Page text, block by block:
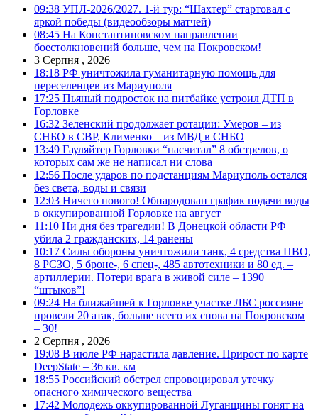
09:38 УПЛ-2026/2027. 1-й тур: “Шахтер” стартовал с
яркой победы (видеообзоры матчей)
08:45 На Константиновском направлении
боестолкновений больше, чем на Покровском!
3 Серпня , 2026
18:18 РФ уничтожила гуманитарную помощь для
переселенцев из Мариуполя
17:25 Пьяный подросток на питбайке устроил ДТП в
Горловке
16:32 Зеленский продолжает ротации: Умеров – из
СНБО в СВР, Клименко – из МВД в СНБО
13:49 Гауляйтер Горловки “насчитал” 8 обстрелов, о
которых сам же не написал ни слова
12:56 После ударов по подстанциям Мариуполь остался
без света, воды и связи
12:03 Ничего нового! Обнародован график подачи воды
в оккупированной Горловке на август
11:10 Ни дня без трагедии! В Донецкой области РФ
убила 2 гражданских, 14 ранены
10:17 Силы обороны уничтожили танк, 4 средства ПВО,
8 РСЗО, 5 броне-, 6 спец-, 485 автотехники и 80 ед. –
артиллерии. Потери врага в живой силе – 1390
“штыков”!
09:24 На ближайшей к Горловке участке ЛБС россияне
провели 20 атак, больше всего их снова на Покровском
– 30!
2 Серпня , 2026
19:08 В июле РФ нарастила давление. Прирост по карте
DeepState – 36 кв. км
18:55 Российский обстрел спровоцировал утечку
опасного химического вещества
17:42 Молодежь оккупированной Луганщины гонят на